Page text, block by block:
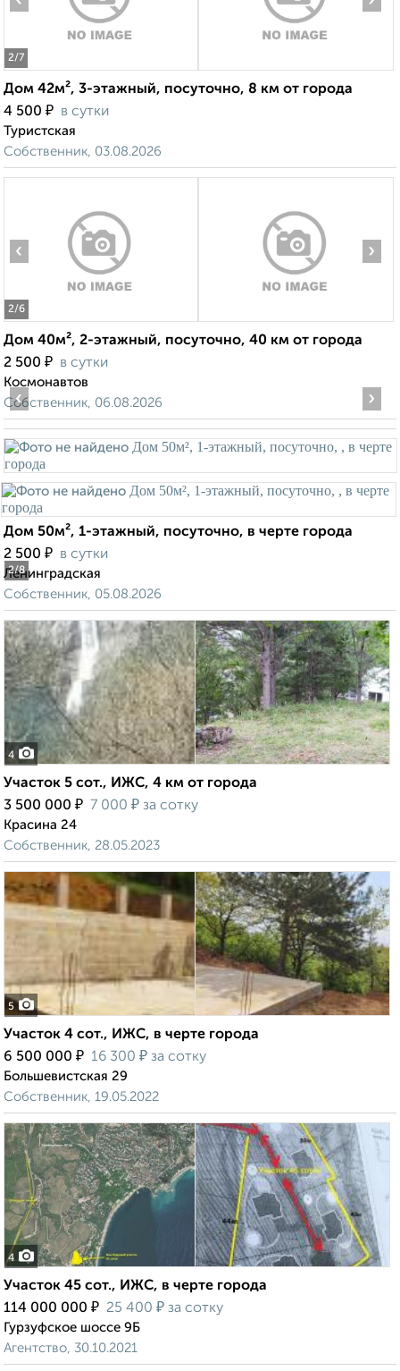
2/7
Дом 42м², 3-этажный, посуточно, 8 км от города
4 500 ₽ в сутки
Туристская
Собственник, 03.08.2026
2/6
‹ ›
Дом 40м², 2-этажный, посуточно, 40 км от города
2 500 ₽ в сутки
Космонавтов
Собственник, 06.08.2026
2/8
‹ ›
Дом 50м², 1-этажный, посуточно, в черте города
2 500 ₽ в сутки
Ленинградская
Собственник, 05.08.2026
4
Участок 5 сот., ИЖС, 4 км от города
3 500 000 ₽ 7 000 ₽ за сотку
Красина 24
Собственник, 28.05.2023
5
Участок 4 сот., ИЖС, в черте города
6 500 000 ₽ 16 300 ₽ за сотку
Большевистская 29
Собственник, 19.05.2022
4
Участок 45 сот., ИЖС, в черте города
114 000 000 ₽ 25 400 ₽ за сотку
Гурзуфское шоссе 9Б
Агентство, 30.10.2021